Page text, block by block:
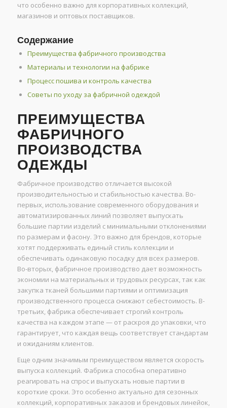
что особенно важно для корпоративных коллекций,
магазинов и оптовых поставщиков.
Содержание
Преимущества фабричного производства
Материалы и технологии на фабрике
Процесс пошива и контроль качества
Советы по уходу за фабричной одеждой
ПРЕИМУЩЕСТВА
ФАБРИЧНОГО
ПРОИЗВОДСТВА
ОДЕЖДЫ
Фабричное производство отличается высокой
производительностью и стабильностью качества. Во-
первых, использование современного оборудования и
автоматизированных линий позволяет выпускать
большие партии изделий с минимальными отклонениями
по размерам и фасону. Это важно для брендов, которые
хотят поддерживать единый стиль коллекции и
обеспечивать одинаковую посадку для всех размеров.
Во-вторых, фабричное производство дает возможность
экономии на материальных и трудовых ресурсах, так как
закупка тканей большими партиями и оптимизация
производственного процесса снижают себестоимость. В-
третьих, фабрика обеспечивает строгий контроль
качества на каждом этапе — от раскроя до упаковки, что
гарантирует, что каждая вещь соответствует стандартам
и ожиданиям клиентов.
Еще одним значимым преимуществом является скорость
выпуска коллекций. Фабрика способна оперативно
реагировать на спрос и выпускать новые партии в
короткие сроки. Это особенно актуально для сезонных
коллекций, корпоративных заказов и брендовых линейок,